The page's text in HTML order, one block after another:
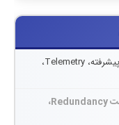
ACI، VXLAN، اتوماسیون پیشرفته، Telemetry،
VDC، FabricPath، قابلیت Redundancy،